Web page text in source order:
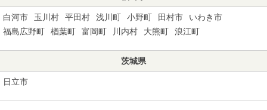
白河市 玉川村 平田村 浅川町 小野町 田村市
いわき市
福島広野町
楢葉町 富岡町 川内村 大熊町 浪江町
茨城県
日立市